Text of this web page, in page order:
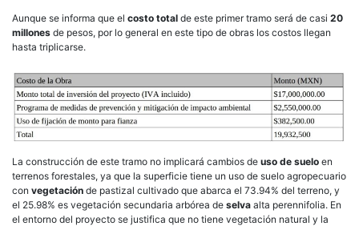
Aunque se informa que el costo total de este primer tramo será de casi 20
millones de pesos, por lo general en este tipo de obras los costos llegan
hasta triplicarse.
La construcción de este tramo no implicará cambios de uso de suelo en
terrenos forestales, ya que la superficie tiene un uso de suelo agropecuario
con vegetación de pastizal cultivado que abarca el 73.94% del terreno, y
el 25.98% es vegetación secundaria arbórea de selva alta perennifolia. En
el entorno del proyecto se justifica que no tiene vegetación natural y la